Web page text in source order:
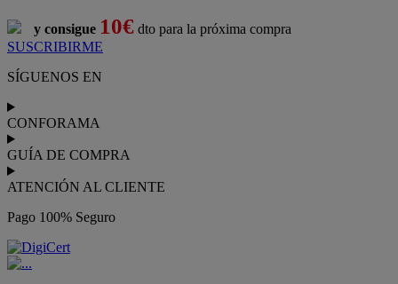
y consigue 10€ dto para la próxima compra
SUSCRIBIRME
SÍGUENOS EN
CONFORAMA
GUÍA DE COMPRA
ATENCIÓN AL CLIENTE
Pago 100% Seguro